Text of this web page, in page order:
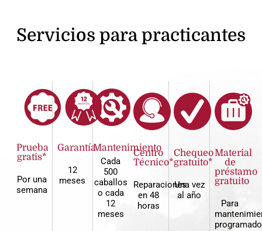
Servicios para practicantes
Prueba
gratis*
Por una
semana
Garantía
12
meses
Mantenimiento
Cada
500
caballos
o cada
12
meses
Centro
Técnico*
Reparaciones
en 48
horas
Chequeo
gratuito*
Una vez
al año
Material
de
préstamo
gratuito
Para
programado